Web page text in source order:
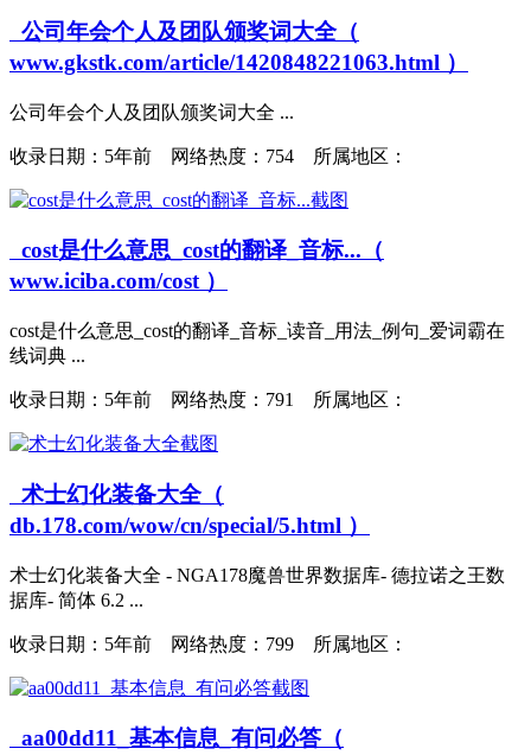
公司年会个人及团队颁奖词大全（
www.gkstk.com/article/1420848221063.html ）
公司年会个人及团队颁奖词大全 ...
收录日期： 5年前 网络热度：754 所属地区：
cost是什么意思_cost的翻译_音标...（
www.iciba.com/cost ）
cost是什么意思_cost的翻译_音标_读音_用法_例句_爱词霸在
线词典 ...
收录日期： 5年前 网络热度：791 所属地区：
术士幻化装备大全（
db.178.com/wow/cn/special/5.html ）
术士幻化装备大全 - NGA178魔兽世界数据库- 德拉诺之王数
据库- 简体 6.2 ...
收录日期： 5年前 网络热度：799 所属地区：
aa00dd11_基本信息_有问必答（